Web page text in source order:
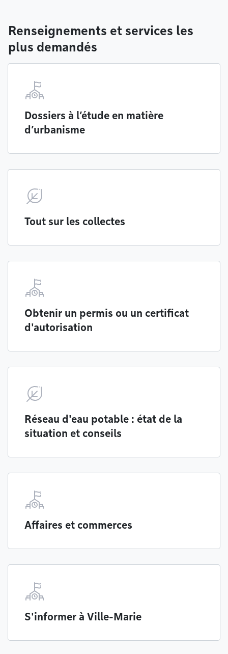
Renseignements et services les
plus demandés
Dossiers à l’étude en matière
d’urbanisme
Tout sur les collectes
Obtenir un permis ou un certificat
d'autorisation
Réseau d'eau potable : état de la
situation et conseils
Affaires et commerces
S'informer à Ville-Marie